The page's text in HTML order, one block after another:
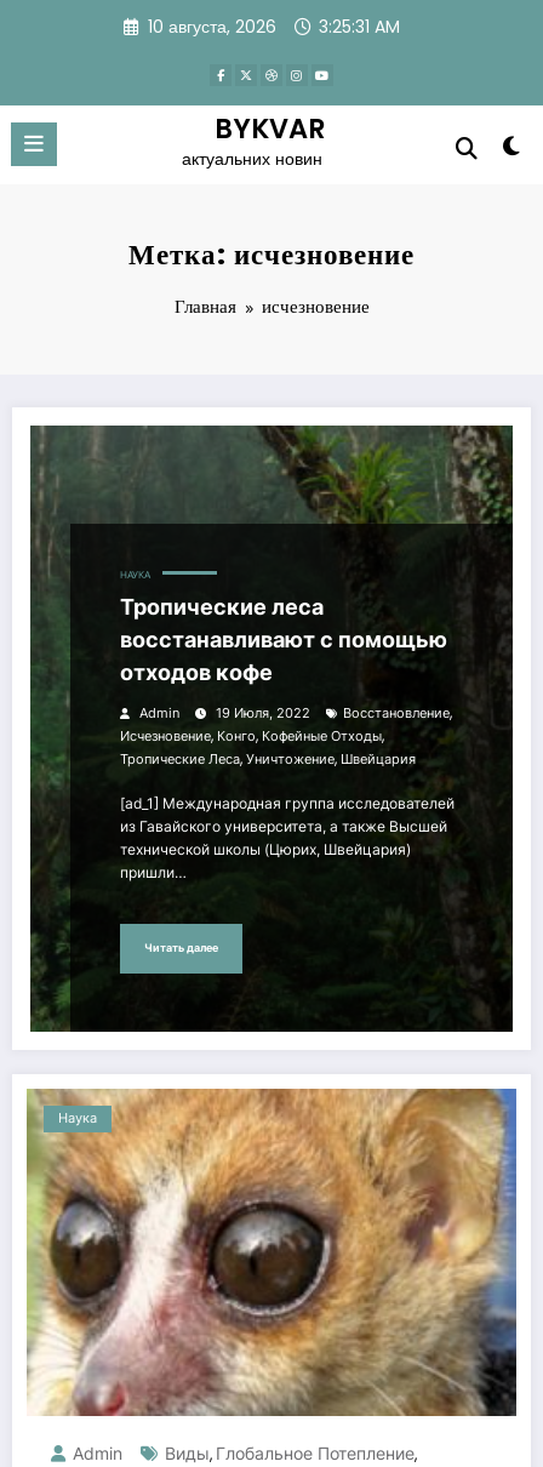
10 августа, 2026 3:25:32 AM
BYKVAR
актуальних новин
Метка: исчезновение
Главная исчезновение
НАУКА
Тропические леса
восстанавливают с помощью
отходов кофе
Admin 19 Июля, 2022 Восстановление,
Исчезновение, Конго, Кофейные Отходы,
Тропические Леса, Уничтожение, Швейцария
[ad_1] Международная группа исследователей
из Гавайского университета, а также Высшей
технической школы (Цюрих, Швейцария)
пришли…
Читать далее
Наука
Admin Виды, Глобальное Потепление,